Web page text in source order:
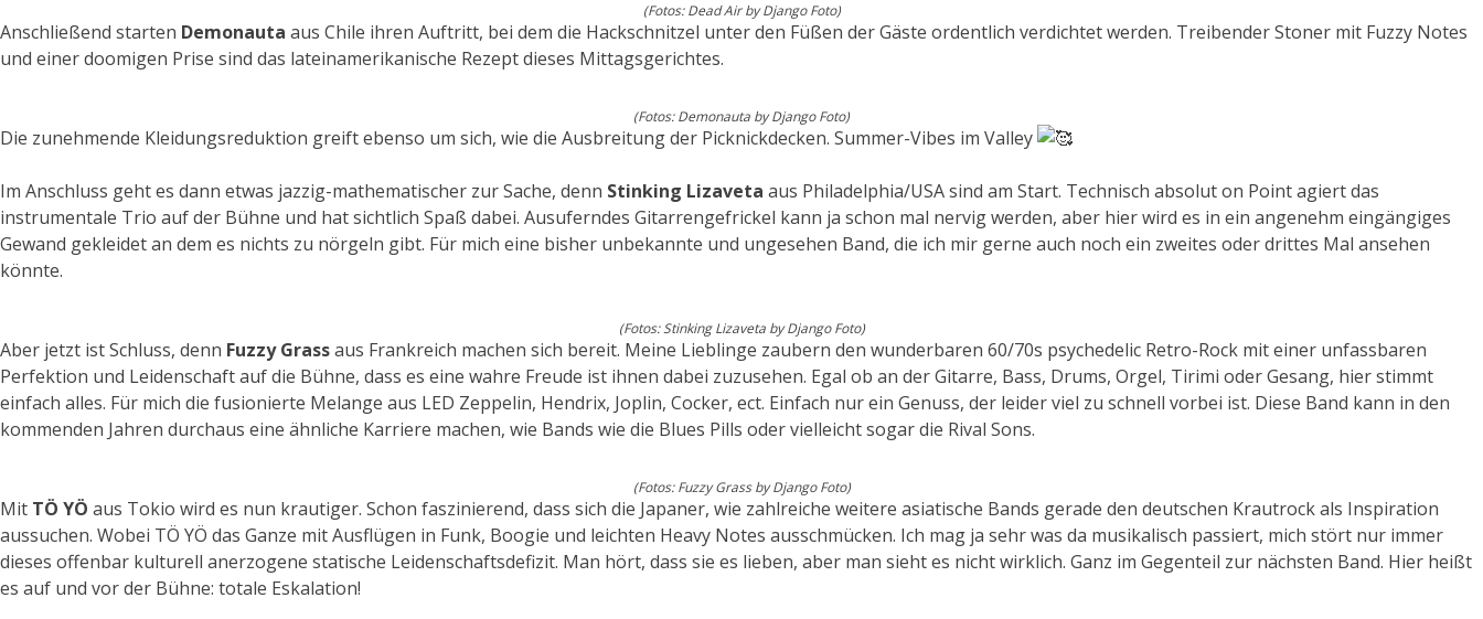
(Fotos: Dead Air by Django Foto)
Anschließend starten Demonauta aus Chile ihren Auftritt, bei dem die Hackschnitzel unter den Füßen der Gäste ordentlich verdichtet werden. Treibender Stoner mit Fuzzy Notes
und einer doomigen Prise sind das lateinamerikanische Rezept dieses Mittagsgerichtes.
(Fotos: Demonauta by Django Foto)
Die zunehmende Kleidungsreduktion greift ebenso um sich, wie die Ausbreitung der Picknickdecken. Summer-Vibes im Valley
Im Anschluss geht es dann etwas jazzig-mathematischer zur Sache, denn Stinking Lizaveta aus Philadelphia/USA sind am Start. Technisch absolut on Point agiert das
instrumentale Trio auf der Bühne und hat sichtlich Spaß dabei. Ausuferndes Gitarrengefrickel kann ja schon mal nervig werden, aber hier wird es in ein angenehm eingängiges
Gewand gekleidet an dem es nichts zu nörgeln gibt. Für mich eine bisher unbekannte und ungesehen Band, die ich mir gerne auch noch ein zweites oder drittes Mal ansehen
könnte.
(Fotos: Stinking Lizaveta by Django Foto)
Aber jetzt ist Schluss, denn Fuzzy Grassaus Frankreich machen sich bereit. Meine Lieblinge zaubern den wunderbaren 60/70s psychedelic Retro-Rock mit einer unfassbaren
Perfektion und Leidenschaft auf die Bühne, dass es eine wahre Freude ist ihnen dabei zuzusehen. Egal ob an der Gitarre, Bass, Drums, Orgel, Tirimi oder Gesang, hier stimmt
einfach alles. Für mich die fusionierte Melange aus LED Zeppelin, Hendrix, Joplin, Cocker, ect. Einfach nur ein Genuss, der leider viel zu schnell vorbei ist. Diese Band kann in den
kommenden Jahren durchaus eine ähnliche Karriere machen, wie Bands wie die Blues Pills oder vielleicht sogar die Rival Sons.
(Fotos: Fuzzy Grass by Django Foto)
Mit TÖ YÖ aus Tokio wird es nun krautiger. Schon faszinierend, dass sich die Japaner, wie zahlreiche weitere asiatische Bands gerade den deutschen Krautrock als Inspiration
aussuchen. Wobei TÖ YÖ das Ganze mit Ausflügen in Funk, Boogie und leichten Heavy Notes ausschmücken. Ich mag ja sehr was da musikalisch passiert, mich stört nur immer
dieses offenbar kulturell anerzogene statische Leidenschaftsdefizit. Man hört, dass sie es lieben, aber man sieht es nicht wirklich. Ganz im Gegenteil zur nächsten Band. Hier heißt
es auf und vor der Bühne: totale Eskalation!